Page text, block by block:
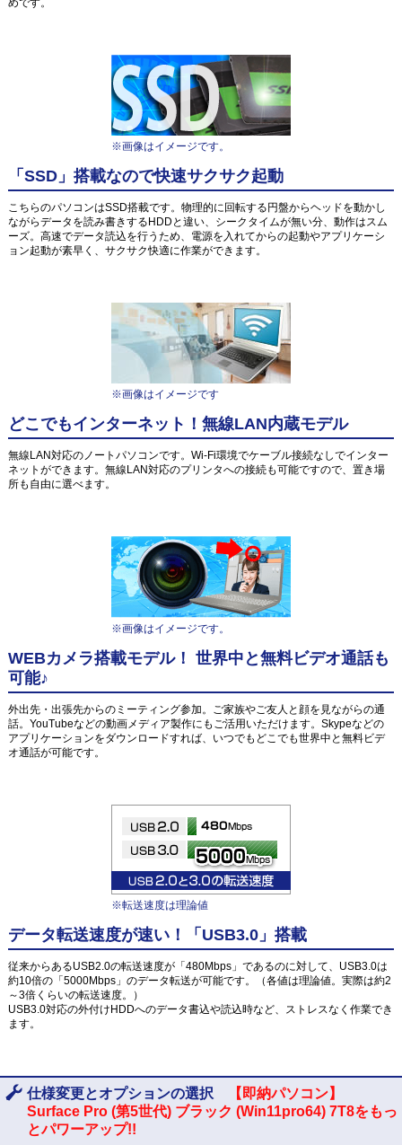
※画像はイメージです。
「SSD」搭載なので快速サクサク起動
こちらのパソコンはSSD搭載です。物理的に回転する円盤からヘッドを動かし
ながらデータを読み書きするHDDと違い、シークタイムが無い分、動作はスム
ーズ。高速でデータ読込を行うため、電源を入れてからの起動やアプリケーシ
ョン起動が素早く、サクサク快適に作業ができます。
※画像はイメージです
どこでもインターネット！無線LAN内蔵モデル
無線LAN対応のノートパソコンです。Wi-Fi環境でケーブル接続なしでインター
ネットができます。無線LAN対応のプリンタへの接続も可能ですので、置き場
所も自由に選べます。
※画像はイメージです。
WEBカメラ搭載モデル！ 世界中と無料ビデオ通話も
可能♪
外出先・出張先からのミーティング参加。ご家族やご友人と顔を見ながらの通
話。YouTubeなどの動画メディア製作にもご活用いただけます。Skypeなどの
アプリケーションをダウンロードすれば、いつでもどこでも世界中と無料ビデ
オ通話が可能です。
※転送速度は理論値
データ転送速度が速い！「USB3.0」搭載
従来からあるUSB2.0の転送速度が「480Mbps」であるのに対して、USB3.0は
約10倍の「5000Mbps」のデータ転送が可能です。（各値は理論値。実際は約2
～3倍くらいの転送速度。）
USB3.0対応の外付けHDDへのデータ書込や読込時など、ストレスなく作業でき
ます。
仕様変更とオプションの選択
【即納パソコン】
Surface Pro (第5世代) ブラック (Win11pro64) 7T8をもっ
とパワーアップ!!